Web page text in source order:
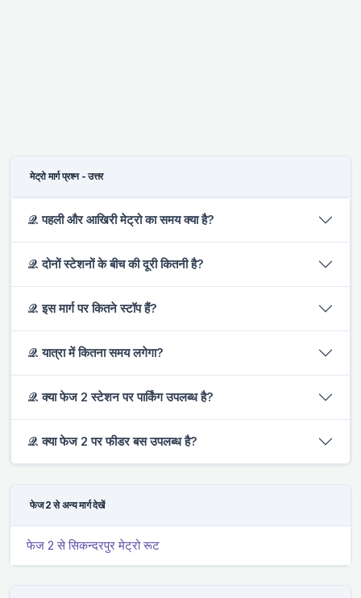
मेट्रो मार्ग प्रश्न - उत्तर
𝒬. पहली और आखिरी मेट्रो का समय क्या है?
𝒬. दोनों स्टेशनों के बीच की दूरी कितनी है?
𝒬. इस मार्ग पर कितने स्टॉप हैं?
𝒬. यात्रा में कितना समय लगेगा?
𝒬. क्या फेज 2 स्टेशन पर पार्किंग उपलब्ध है?
𝒬. क्या फेज 2 पर फीडर बस उपलब्ध है?
फेज 2 से अन्य मार्ग देखें
फेज 2 से सिकन्दरपुर मेट्रो रूट